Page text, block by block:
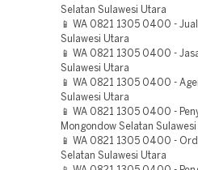
Selatan Sulawesi Utara
📱 WA 0821 1305 0400 -
Sulawesi Utara
📱 WA 0821 1305 0400 -
Sulawesi Utara
📱 WA 0821 1305 0400 -
Sulawesi Utara
📱 WA 0821 1305 0400 -
Mongondow Selatan
📱 WA 0821 1305 0400 -
Selatan Sulawesi Utara